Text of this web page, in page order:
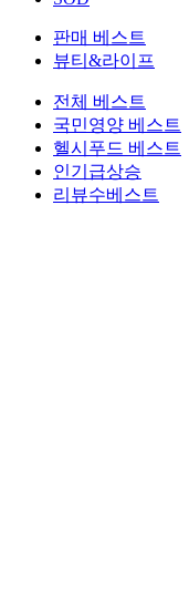
판매 베스트
뷰티&라이프
전체 베스트
국민영양 베스트
헬시푸드 베스트
인기급상승
리뷰수베스트